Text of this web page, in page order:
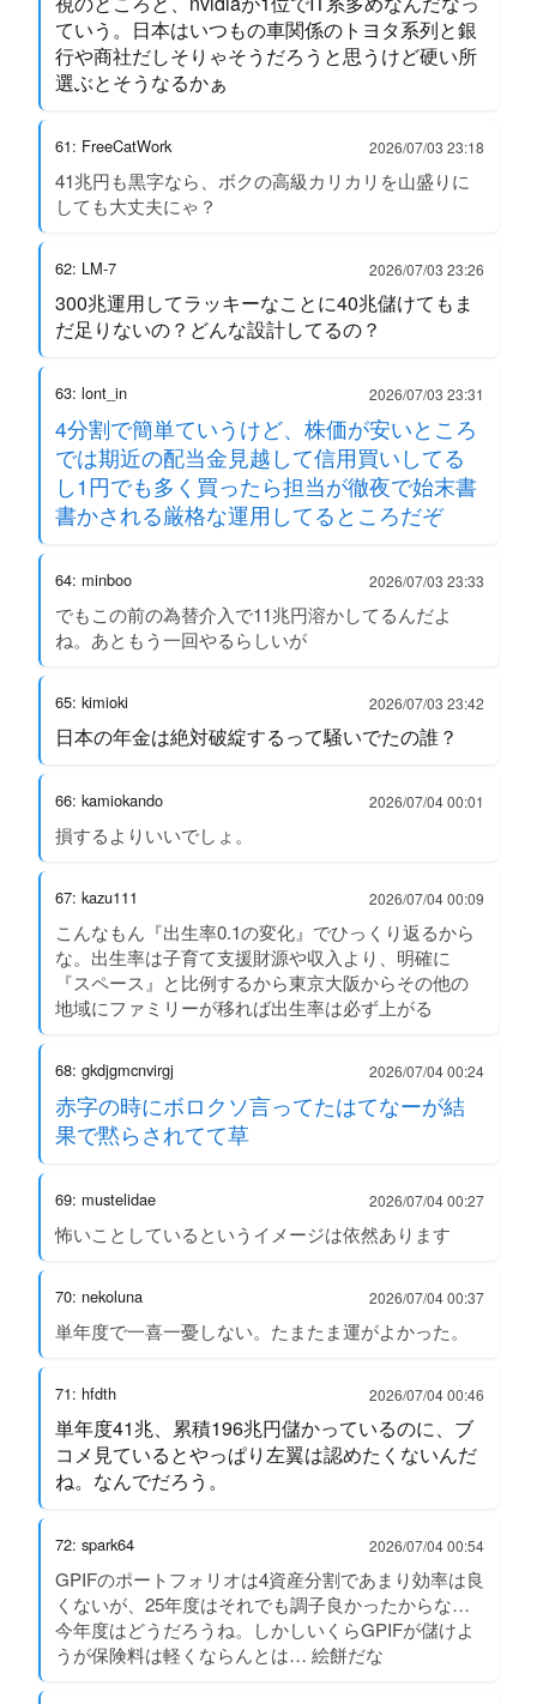
ていう。日本はいつもの車関係のトヨタ系列と銀
行や商社だしそりゃそうだろうと思うけど硬い所
選ぶとそうなるかぁ
61: FreeCatWork 2026/07/03 23:18
41兆円も黒字なら、ボクの高級カリカリを山盛りに
しても大丈夫にゃ？
62: LM-7 2026/07/03 23:26
300兆運用してラッキーなことに40兆儲けてもま
だ足りないの？どんな設計してるの？
63: lont_in 2026/07/03 23:31
4分割で簡単ていうけど、株価が安いところ
では期近の配当金見越して信用買いしてる
し1円でも多く買ったら担当が徹夜で始末書
書かされる厳格な運用してるところだぞ
64: minboo 2026/07/03 23:33
でもこの前の為替介入で11兆円溶かしてるんだよ
ね。あともう一回やるらしいが
65: kimioki 2026/07/03 23:42
日本の年金は絶対破綻するって騒いでたの誰？
66: kamiokando 2026/07/04 00:01
損するよりいいでしょ。
67: kazu111 2026/07/04 00:09
こんなもん『出生率0.1の変化』でひっくり返るから
な。出生率は子育て支援財源や収入より、明確に
『スペース』と比例するから東京大阪からその他の
地域にファミリーが移れば出生率は必ず上がる
68: gkdjgmcnvirgj 2026/07/04 00:24
赤字の時にボロクソ言ってたはてなーが結
果で黙らされてて草
69: mustelidae 2026/07/04 00:27
怖いことしているというイメージは依然あります
70: nekoluna 2026/07/04 00:37
単年度で一喜一憂しない。たまたま運がよかった。
71: hfdth 2026/07/04 00:46
単年度41兆、累積196兆円儲かっているのに、ブ
コメ見ているとやっぱり左翼は認めたくないんだ
ね。なんでだろう。
72: spark64 2026/07/04 00:54
GPIFのポートフォリオは4資産分割であまり効率は良
くないが、25年度はそれでも調子良かったからな…
今年度はどうだろうね。しかしいくらGPIFが儲けよ
うが保険料は軽くならんとは… 絵餅だな